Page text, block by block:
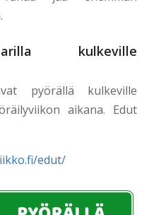
kulkeville
pyörällä kulkeville
aikana. Edut
edut/